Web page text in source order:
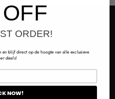
ORDER!
en blijf direct op de hoogte van alle exclusieve
deals!
NOW!